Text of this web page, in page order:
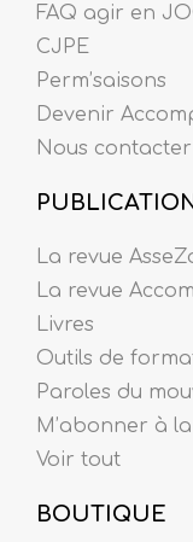
FAQ agir en
CJPE
Perm’saisons
Devenir
Nous contacter
La revue
La revue
Livres
Outils de
Paroles du
M’abonner à
Voir tout
BOUTIQUE